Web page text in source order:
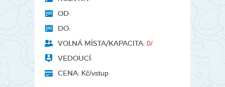
OD:
DO:
VOLNÁ MÍSTA/KAPACITA: 0/
VEDOUCÍ:
CENA: Kč/vstup